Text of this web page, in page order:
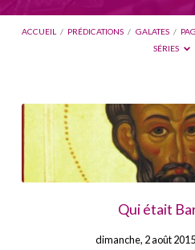
ACCUEIL / PRÉDICATIONS / GALATES /
SÉRIES
Prédications
on
Galates
(Page
Qui était
dimanche, 2 août 2015